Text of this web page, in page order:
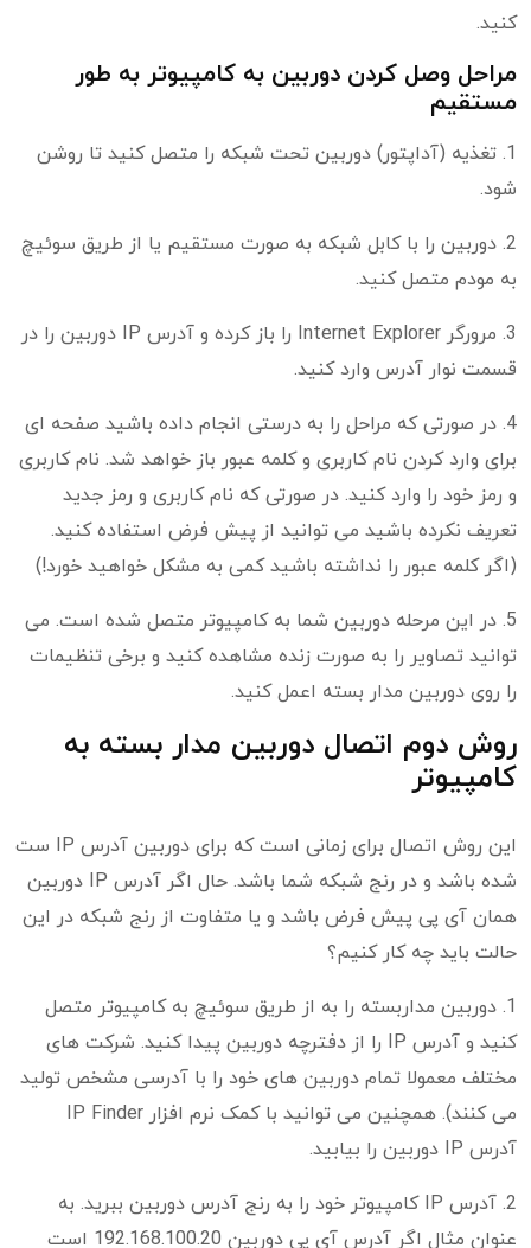
کنید.
مراحل وصل كردن دوربين به كامپيوتر به طور
مستقیم
1. تغذیه (آداپتور) دوربین تحت شبکه را متصل کنید تا روشن
شود.
2. دوربین را با کابل شبکه به صورت مستقیم یا از طریق سوئیچ
به مودم متصل کنید.
3. مرورگر Internet Explorer را باز کرده و آدرس IP دوربین را در
قسمت نوار آدرس وارد کنید.
4. در صورتی که مراحل را به درستی انجام داده باشید صفحه ای
برای وارد کردن نام کاربری و کلمه عبور باز خواهد شد. نام کاربری
و رمز خود را وارد کنید. در صورتی که نام کاربری و رمز جدید
تعریف نکرده باشید می توانید از پیش فرض استفاده کنید.
(اگر کلمه عبور را نداشته باشید کمی به مشکل خواهید خورد!)
5. در این مرحله دوربین شما به کامپیوتر متصل شده است. می
توانید تصاویر را به صورت زنده مشاهده کنید و برخی تنظیمات
را روی دوربین مدار بسته اعمل کنید.
روش دوم اتصال دوربین مدار بسته به
کامپیوتر
این روش اتصال برای زمانی است که برای دوربین آدرس IP ست
شده باشد و در رنج شبکه شما باشد. حال اگر آدرس IP دوربین
همان آی پی پیش فرض باشد و یا متفاوت از رنج شبکه در این
حالت باید چه کار کنیم؟
1. دوربین مداربسته را به از طریق سوئیچ به کامپیوتر متصل
کنید و آدرس IP را از دفترچه دوربین پیدا کنید. شرکت های
مختلف معمولا تمام دوربین های خود را با آدرسی مشخص تولید
می کنند). همچنین می توانید با کمک نرم افزار IP Finder
آدرس IP دوربین را بیابید.
2. آدرس IP کامپیوتر خود را به رنج آدرس دوربین ببرید. به
عنوان مثال اگر آدرس آی پی دوربین 192.168.100.20 است